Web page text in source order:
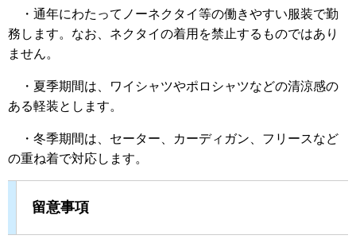
・通年にわたってノーネクタイ等の働きやすい服装で勤
務します。なお、ネクタイの着用を禁止するものではあり
ません。
・夏季期間は、ワイシャツやポロシャツなどの清涼感の
ある軽装とします。
・冬季期間は、セーター、カーディガン、フリースなど
の重ね着で対応します。
留意事項